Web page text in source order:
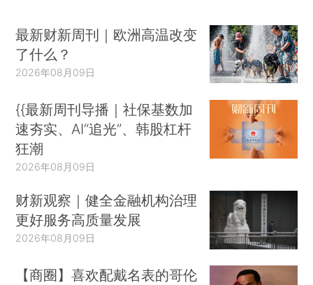
最新财新周刊｜欧洲高温改变
了什么？
2026年08月09日
{{最新周刊导播｜社保基数加
速夯实、AI“追光”、韩股杠杆
狂潮
2026年08月09日
财新观察｜健全金融机构治理
更好服务高质量发展
2026年08月09日
【商圈】喜欢配戴名表的哥伦